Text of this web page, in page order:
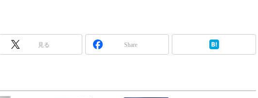
見る Share